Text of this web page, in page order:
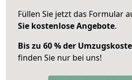
Füllen Sie jetzt das Formular
Sie kostenlose Angebote.
Bis zu 60 % der
finden Sie nur bei uns!